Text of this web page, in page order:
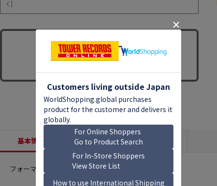
く]
基本情報 収録内容
フォーマット CDアルバム